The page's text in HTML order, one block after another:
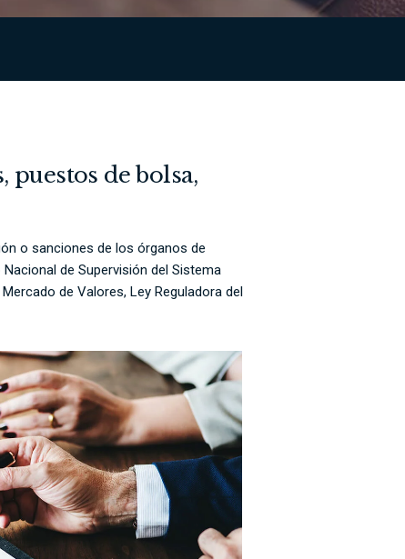
de bolsa,
o sanciones de los órganos de
de Supervisión del Sistema
de Valores, Ley Reguladora del